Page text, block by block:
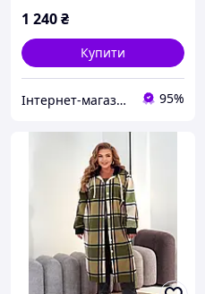
1 240₴
Купити
Інтернет-магазин одягу та взуття KedON 95%